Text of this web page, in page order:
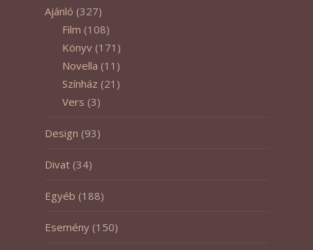
Ajánló (327)
Film (108)
Könyv (171)
Novella (11)
Színház (21)
Vers (3)
Design (93)
Divat (34)
Egyéb (188)
Esemény (150)